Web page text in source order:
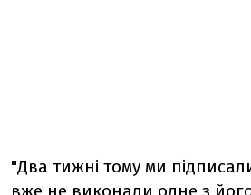
"Два тижні тому ми
вже не виконали одне з